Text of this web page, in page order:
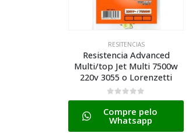
RESITENCIAS
Resistencia 4t Ultra Shower
Eletronico 7500w 220v 3065
M Lorenzetti
0de 5
Compre pelo
Whatsapp